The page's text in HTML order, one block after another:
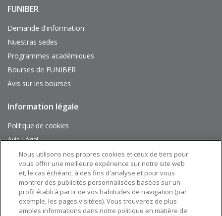
Enlaces
interés
FUNIBER
Demande d'information
Nuestras sedes
Programmes académiques
Bourses de FUNIBER
Avis sur les bourses
Pie
página
Information légale
Politique de cookies
Avis Légal
Plan du site
Suivez nous sur:
Nous utilisons nos propres cookies et ceux de tiers pour
vous offrir une meilleure expérience sur notre site web
et, le cas échéant, à des fins d'analyse et pour vous
montrer des publicités personnalisées basées sur un
profil établi à partir de vos habitudes de navigation (par
exemple, les pages visitées). Vous trouverez de plus
amples informations dans notre politique en matière de